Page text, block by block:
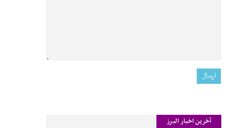
آخرین اخبار البرز